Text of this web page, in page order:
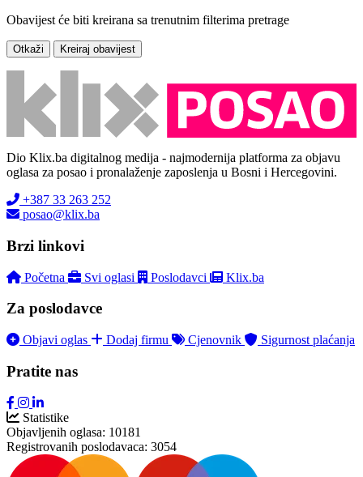
Obavijest će biti kreirana sa trenutnim filterima pretrage
Otkaži Kreiraj obavijest
Dio Klix.ba digitalnog medija - najmodernija platforma za objavu
oglasa za posao i pronalaženje zaposlenja u Bosni i Hercegovini.
+387 33 263 252
posao@klix.ba
Brzi linkovi
Početna Svi oglasi Poslodavci Klix.ba
Za poslodavce
Objavi oglas Dodaj firmu Cjenovnik Sigurnost plaćanja
Pratite nas
Statistike
Objavljenih oglasa: 10181
Registrovanih poslodavaca: 3054